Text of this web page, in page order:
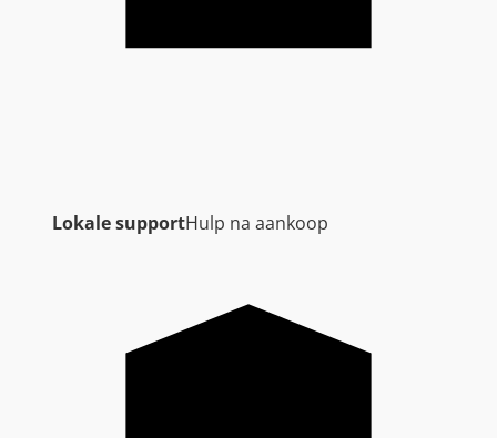
Lokale supportHulp na aankoop